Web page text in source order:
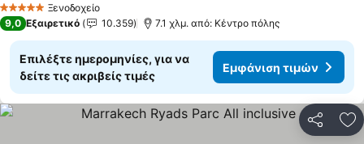
5 Αστέρια Ξενοδοχείο
9,0 Εξαιρετικό 10.359 7.1 χλμ. από: Κέντρο πόλης
Επιλέξτε ημερομηνίες, για να
δείτε τις ακριβείς τιμές
Εμφάνιση τιμών